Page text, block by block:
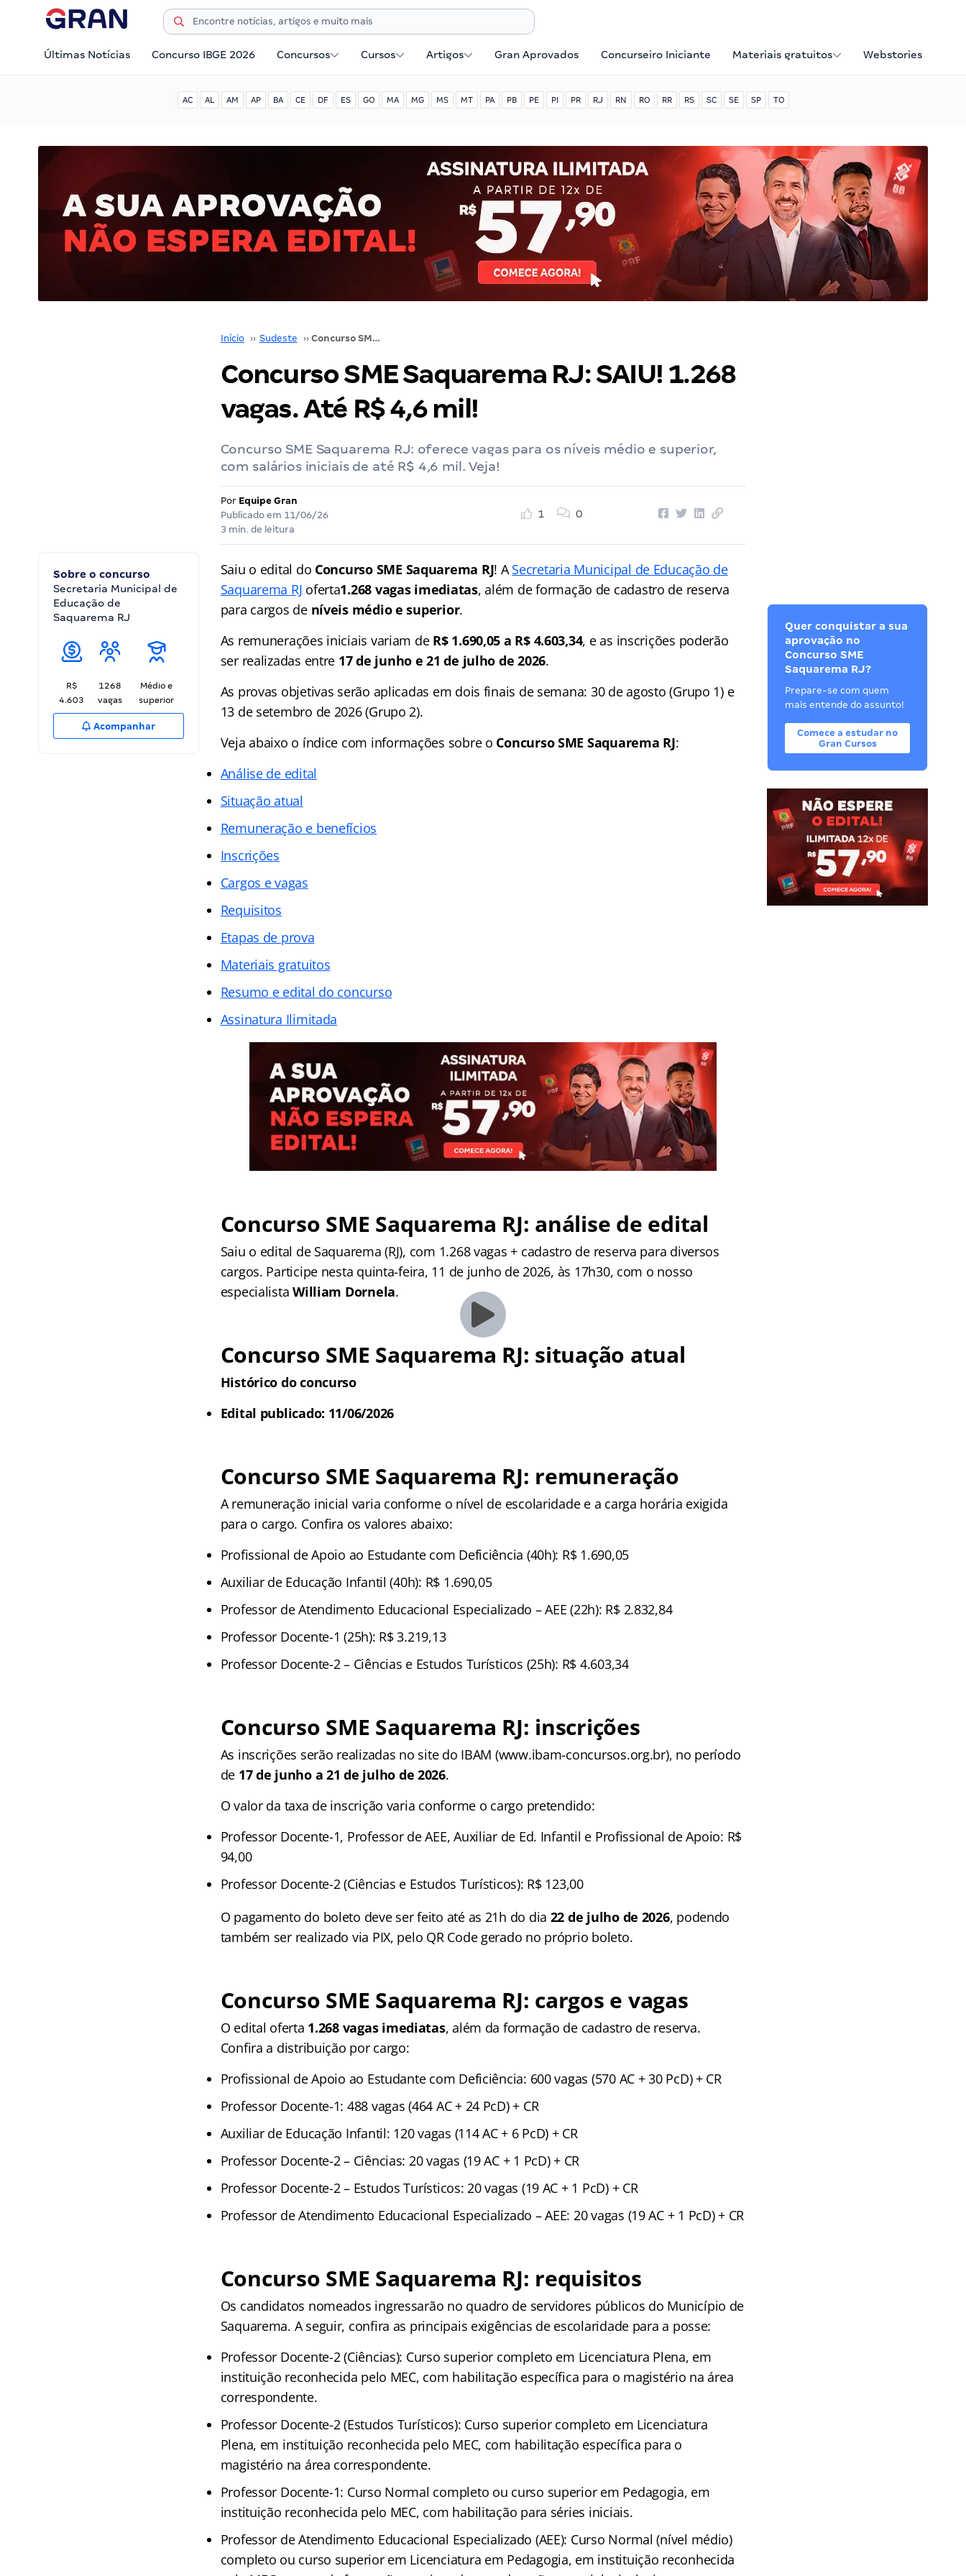
Últimas Notícias Concurso IBGE 2026 Concursos Cursos Artigos Gran Aprovados Concurseiro Iniciante Materiais gratuitos Webstories
AC AL AM AP BA CE DF ES GO MA MG MS MT PA PB PE PI PR RJ RN RO RR RS SC SE SP TO
Início ›› Sudeste ›› Concurso SME Saquarema RJ: SAIU! 1.268 vagas. Até R$ 4,6 mil!
Concurso SME Saquarema RJ: SAIU! 1.268
vagas. Até R$ 4,6 mil!
Concurso SME Saquarema RJ: oferece vagas para os níveis médio e superior,
com salários iniciais de até R$ 4,6 mil. Veja!
Por Equipe Gran
Publicado em 11/06/26
3 min. de leitura
1 0
Sobre o concurso
Secretaria Municipal de
Educação de
Saquarema RJ
R$
4.603
1268
vagas
Médio e
superior
Acompanhar
Saiu o edital do Concurso SME Saquarema RJ! ASecretaria Municipal de Educação de
Saquarema RJ oferta1.268 vagas imediatas, além de formação de cadastro de reserva
para cargos de níveis médio e superior.
As remunerações iniciais variam de R$ 1.690,05 a R$ 4.603,34, e as inscrições poderão
ser realizadas entre 17 de junho e 21 de julho de 2026.
As provas objetivas serão aplicadas em dois finais de semana: 30 de agosto (Grupo 1) e
13 de setembro de 2026 (Grupo 2).
Veja abaixo o índice com informações sobre o Concurso SME Saquarema RJ:
Análise de edital
Situação atual
Remuneração e benefícios
Inscrições
Cargos e vagas
Requisitos
Etapas de prova
Materiais gratuitos
Resumo e edital do concurso
Assinatura Ilimitada
Concurso SME Saquarema RJ: análise de edital
Saiu o edital de Saquarema (RJ), com 1.268 vagas + cadastro de reserva para diversos
cargos. Participe nesta quinta-feira, 11 de junho de 2026, às 17h30, com o nosso
especialistaWilliam Dornela.
Concurso SME Saquarema RJ: situação atual
Histórico do concurso
Edital publicado: 11/06/2026
Concurso SME Saquarema RJ: remuneração
A remuneração inicial varia conforme o nível de escolaridade e a carga horária exigida
para o cargo. Confira os valores abaixo:
Profissional de Apoio ao Estudante com Deficiência (40h): R$ 1.690,05
Auxiliar de Educação Infantil (40h): R$ 1.690,05
Professor de Atendimento Educacional Especializado – AEE (22h): R$ 2.832,84
Professor Docente-1 (25h): R$ 3.219,13
Professor Docente-2 – Ciências e Estudos Turísticos (25h): R$ 4.603,34
Concurso SME Saquarema RJ: inscrições
As inscrições serão realizadas no site do IBAM (www.ibam-concursos.org.br), no período
de 17 de junho a 21 de julho de 2026.
O valor da taxa de inscrição varia conforme o cargo pretendido:
Professor Docente-1, Professor de AEE, Auxiliar de Ed. Infantil e Profissional de Apoio: R$
94,00
Professor Docente-2 (Ciências e Estudos Turísticos): R$ 123,00
O pagamento do boleto deve ser feito até as 21h do dia 22 de julho de 2026, podendo
também ser realizado via PIX, pelo QR Code gerado no próprio boleto.
Concurso SME Saquarema RJ: cargos e vagas
O edital oferta 1.268 vagas imediatas, além da formação de cadastro de reserva.
Confira a distribuição por cargo:
Profissional de Apoio ao Estudante com Deficiência: 600 vagas (570 AC + 30 PcD) + CR
Professor Docente-1: 488 vagas (464 AC + 24 PcD) + CR
Auxiliar de Educação Infantil: 120 vagas (114 AC + 6 PcD) + CR
Professor Docente-2 – Ciências: 20 vagas (19 AC + 1 PcD) + CR
Professor Docente-2 – Estudos Turísticos: 20 vagas (19 AC + 1 PcD) + CR
Professor de Atendimento Educacional Especializado – AEE: 20 vagas (19 AC + 1 PcD) + CR
Concurso SME Saquarema RJ: requisitos
Os candidatos nomeados ingressarão no quadro de servidores públicos do Município de
Saquarema. A seguir, confira as principais exigências de escolaridade para a posse:
Professor Docente-2 (Ciências): Curso superior completo em Licenciatura Plena, em
instituição reconhecida pelo MEC, com habilitação específica para o magistério na área
correspondente.
Professor Docente-2 (Estudos Turísticos): Curso superior completo em Licenciatura
Plena, em instituição reconhecida pelo MEC, com habilitação específica para o
magistério na área correspondente.
Professor Docente-1: Curso Normal completo ou curso superior em Pedagogia, em
instituição reconhecida pelo MEC, com habilitação para séries iniciais.
Professor de Atendimento Educacional Especializado (AEE): Curso Normal (nível médio)
completo ou curso superior em Licenciatura em Pedagogia, em instituição reconhecida
Quer conquistar a sua
aprovação no
Concurso SME
Saquarema RJ?
Prepare-se com quem
mais entende do assunto!
Comece a estudar no
Gran Cursos